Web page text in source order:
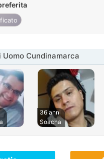
Uomo Cundinamarca
36 anni
Soacha